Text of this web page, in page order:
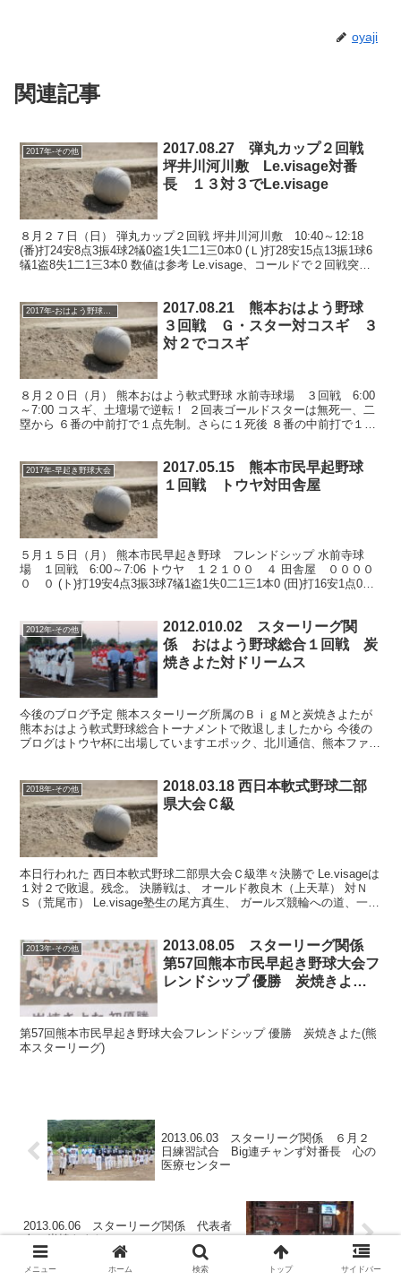
oyaji
関連記事
2017年-その他
2017.08.27 弾丸カップ２回戦
坪井川河川敷 Le.visage対番
長 １３対３でLe.visage
８月２７日（日） 弾丸カップ２回戦 坪井川河川敷 10:40～12:18
(番)打24安8点3振4球2犠0盗1失1二1三0本0 (Ｌ)打28安15点13振1球6
犠1盗8失1二1三3本0 数値は参考 Le.visage、コールドで２回戦突
2017年-おはよう野球大会
2017.08.21 熊本おはよう野球
３回戦 Ｇ・スター対コスギ ３
対２でコスギ
８月２０日（月） 熊本おはよう軟式野球 水前寺球場 ３回戦 6:00
～7:00 コスギ、土壇場で逆転！ ２回表ゴールドスターは無死一、二
塁から ６番の中前打で１点先制。さらに１死後 ８番の中前打で１点
2017年-早起き野球大会
2017.05.15 熊本市民早起野球
１回戦 トウヤ対田舎屋
５月１５日（月） 熊本市民早起き野球 フレンドシップ 水前寺球
場 １回戦 6:00～7:06 トウヤ １２１００ ４ 田舎屋 ００００
０ ０ (ト)打19安4点3振3球7犠1盗1失0二1三1本0 (田)打16安1点0振3
2012年-その他
2012.010.02 スターリーグ関
係 おはよう野球総合１回戦 炭
焼きよた対ドリームス
今後のブログ予定 熊本スターリーグ所属のＢｉｇＭと炭焼きよたが
熊本おはよう軟式野球総合トーナメントで敗退しましたから 今後の
ブログはトウヤ杯に出場していますエポック、北川通信、熊本ファイ
2018年-その他
2018.03.18 西日本軟式野球二部
県大会Ｃ級
本日行われた 西日本軟式野球二部県大会Ｃ級準々決勝で Le.visageは
１対２で敗退。残念。 決勝戦は、 オールド教良木（上天草） 対Ｎ
Ｓ（荒尾市） Le.visage塾生の尾方真生、 ガールズ競輪への道、一直
2013年-その他
2013.08.05 スターリーグ関係
第57回熊本市民早起き野球大会フ
レンドシップ 優勝 炭焼きよた
第57回熊本市民早起き野球大会フレンドシップ 優勝 炭焼きよた(熊
本スターリーグ)
2013.06.03 スターリーグ関係 ６月２
日練習試合 Big連チャンず対番長 心の
医療センター
2013.06.06 スターリーグ関係 代表者
会 炭焼きよた
メニュー ホーム 検索 トップ サイドバー